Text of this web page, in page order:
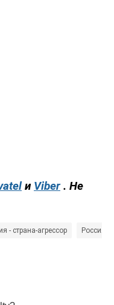
и Viber . Не
- страна-агрессор Россия